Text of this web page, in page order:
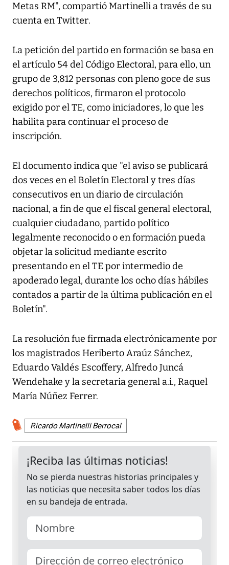
Metas RM", compartió Martinelli a través de su
cuenta enTwitter.
La petición del partido en formación se basa en
el artículo 54 del Código Electoral, para ello, un
grupo de 3,812 personas con pleno goce de sus
derechos políticos, firmaron el protocolo
exigido por el TE, como iniciadores, lo que les
habilita para continuar el proceso de
inscripción.
El documento indica que "el aviso se publicará
dos veces en el Boletín Electoral y tres días
consecutivos en un diario de circulación
nacional, a fin de que el fiscal general electoral,
cualquier ciudadano, partido político
legalmente reconocido o en formación pueda
objetar la solicitud mediante escrito
presentando en el TE por intermedio de
apoderado legal, durante los ocho días hábiles
contados a partir de la última publicación en el
Boletín".
La resolución fue firmada electrónicamente por
los magistrados Heriberto Araúz Sánchez,
Eduardo Valdés Escoffery, Alfredo Juncá
Wendehake y la secretaria general a.i., Raquel
María Núñez Ferrer.
Ricardo Martinelli Berrocal